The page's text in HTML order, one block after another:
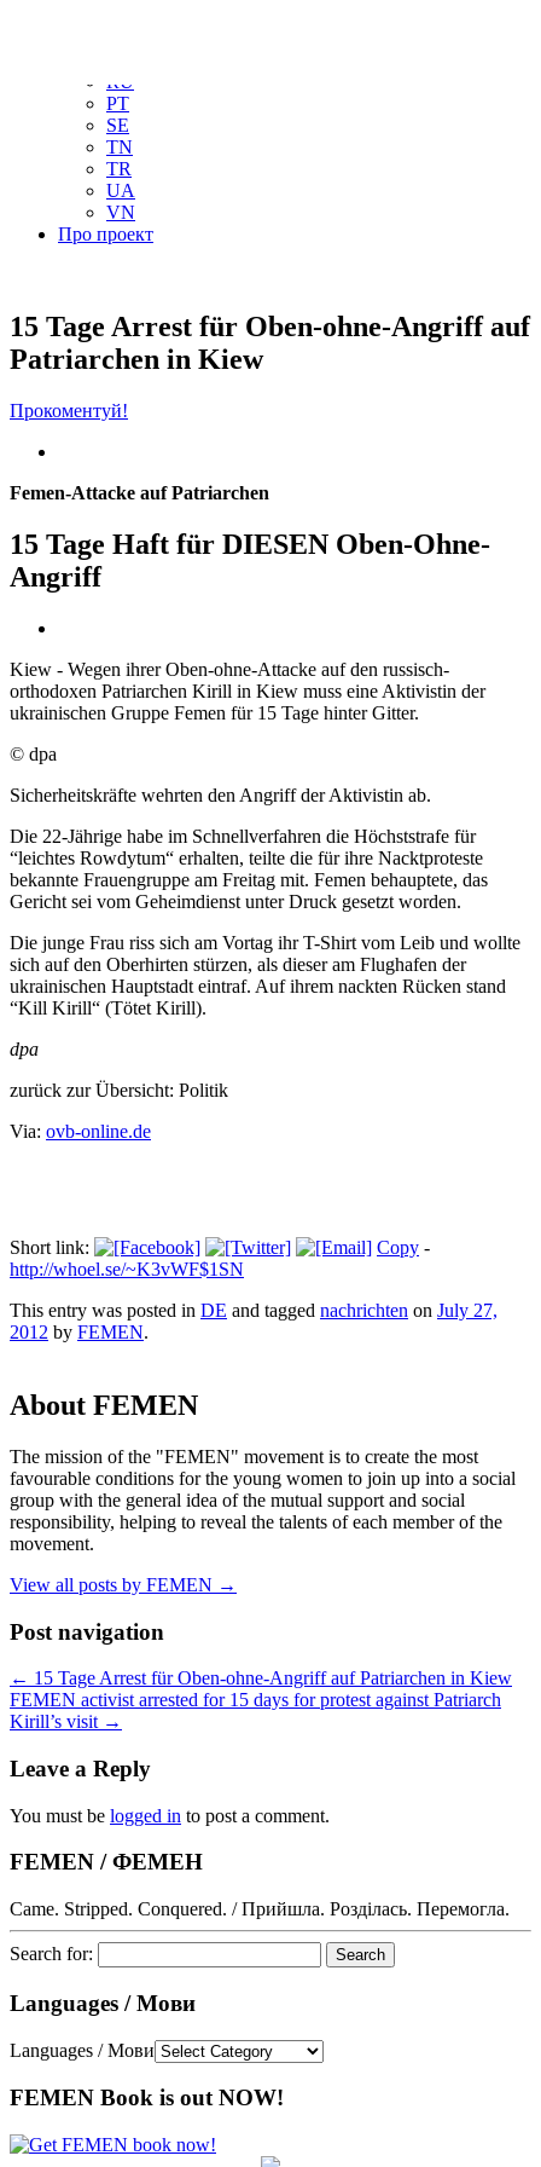
RU
PT
SE
TN
TR
UA
VN
Про проект
15 Tage Arrest für Oben-ohne-Angriff auf
Patriarchen in Kiew
Прокоментуй!
Femen-Attacke auf Patriarchen
15 Tage Haft für DIESEN Oben-Ohne-
Angriff
Kiew - Wegen ihrer Oben-ohne-Attacke auf den russisch-
orthodoxen Patriarchen Kirill in Kiew muss eine Aktivistin der
ukrainischen Gruppe Femen für 15 Tage hinter Gitter.
© dpa
Sicherheitskräfte wehrten den Angriff der Aktivistin ab.
Die 22-Jährige habe im Schnellverfahren die Höchststrafe für
“leichtes Rowdytum“ erhalten, teilte die für ihre Nacktproteste
bekannte Frauengruppe am Freitag mit. Femen behauptete, das
Gericht sei vom Geheimdienst unter Druck gesetzt worden.
Die junge Frau riss sich am Vortag ihr T-Shirt vom Leib und wollte
sich auf den Oberhirten stürzen, als dieser am Flughafen der
ukrainischen Hauptstadt eintraf. Auf ihrem nackten Rücken stand
“Kill Kirill“ (Tötet Kirill).
dpa
zurück zur Übersicht: Politik
Via: ovb-online.de
Short link: Copy -
http://whoel.se/~K3vWF$1SN
This entry was posted in DE and tagged nachrichten on July 27,
2012 by FEMEN.
About FEMEN
The mission of the "FEMEN" movement is to create the most
favourable conditions for the young women to join up into a social
group with the general idea of the mutual support and social
responsibility, helping to reveal the talents of each member of the
movement.
View all posts by FEMEN →
Post navigation
← 15 Tage Arrest für Oben-ohne-Angriff auf Patriarchen in Kiew
FEMEN activist arrested for 15 days for protest against Patriarch
Kirill’s visit →
Leave a Reply
You must be logged in to post a comment.
FEMEN / ФЕМЕН
Came. Stripped. Conquered. / Прийшла. Розділась. Перемогла.
Search for:
Languages / Мови
Languages / Мови
FEMEN Book is out NOW!